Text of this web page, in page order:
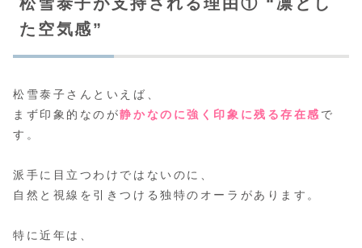
た空気感”
松雪泰子さんといえば、
まず印象的なのが静かなのに強く印象に残る存在感 で
す。
派手に目立つわけではないのに、
自然と視線を引きつける独特のオーラがあります。
特に近年は、